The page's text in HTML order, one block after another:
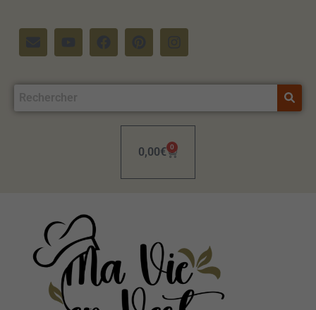
0,00€ 0